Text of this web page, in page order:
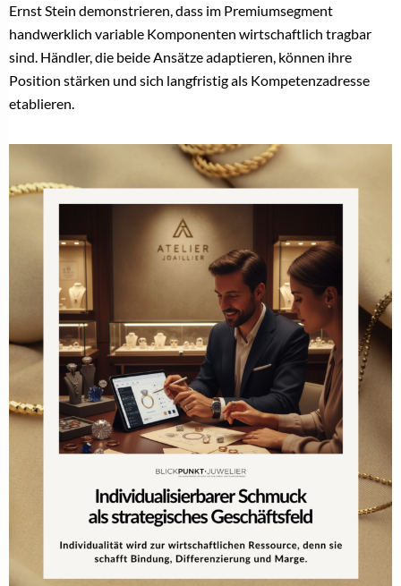
Ernst Stein demonstrieren, dass im Premiumsegment
handwerklich variable Komponenten wirtschaftlich tragbar
sind. Händler, die beide Ansätze adaptieren, können ihre
Position stärken und sich langfristig als Kompetenzadresse
etablieren.